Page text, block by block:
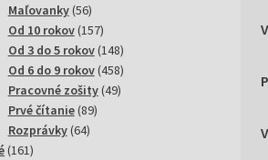
produktov
Maľovanky 5656
produktov
Od 10 rokov 157157
produktov
Od 3 do 5 rokov 148148
produktov
Od 6 do 9 rokov 458458
produktov
Pracovné zošity 4949
Prvé čítanie 8989
Rozprávky 6464
161161